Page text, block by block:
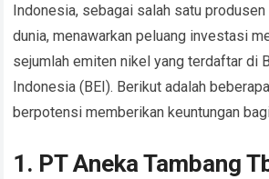
Indonesia, sebagai salah satu
dunia, menawarkan peluang investasi
sejumlah emiten nikel yang terdaftar di
Indonesia (BEI). Berikut adalah
berpotensi memberikan keuntungan
1. PT Aneka Tambang